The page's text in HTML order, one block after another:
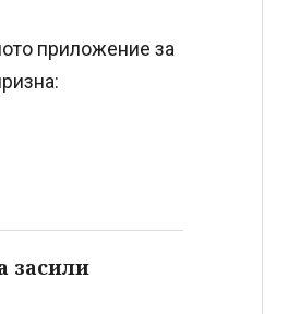
приложение за
засили